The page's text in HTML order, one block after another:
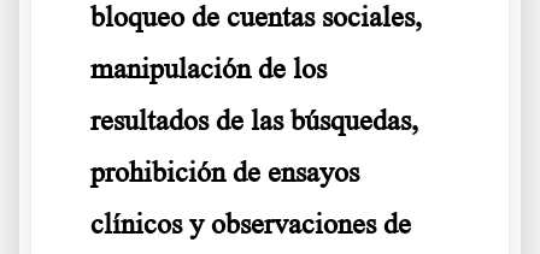
bloqueo de cuentas sociales,
manipulación de los
resultados de las búsquedas,
prohibición de ensayos
clínicos y observaciones de